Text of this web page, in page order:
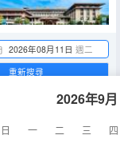
2026年08月11日 週二
2026年9月
日 一 二 三
四
重新搜尋